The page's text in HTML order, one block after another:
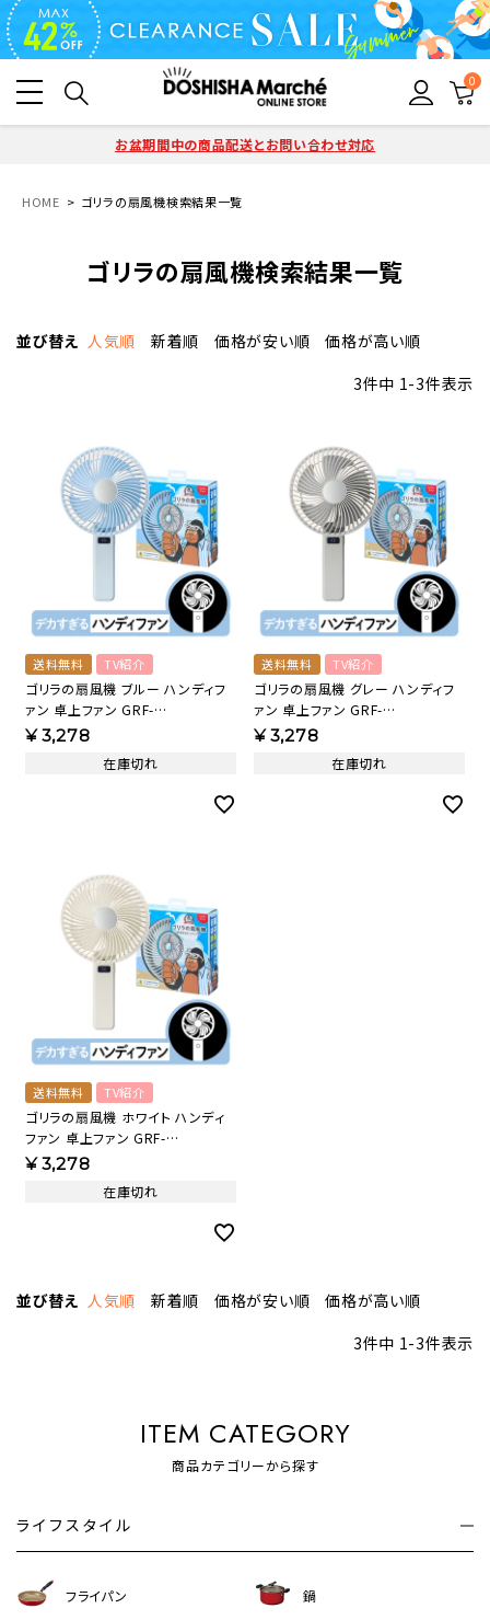
0
お盆期間中の商品配送とお問い合わせ対応
HOME ゴリラの扇風機検索結果一覧
ゴリラの扇風機検索結果一覧
並び替え 人気順 新着順 価格が安い順
価格が高い順
3件中 1-3件表示
送料無料 TV紹介
ゴリラの扇風機 ブルー ハンディフ
ァン 卓上ファン GRF-
2601BBL【KA】
¥3,278
在庫切れ
送料無料 TV紹介
ゴリラの扇風機 グレー ハンディフ
ァン 卓上ファン GRF-
2601BGY【KA】
¥3,278
在庫切れ
送料無料 TV紹介
ゴリラの扇風機 ホワイト ハンディ
ファン 卓上ファン GRF-
2601BWH【KA】
¥3,278
在庫切れ
並び替え 人気順 新着順 価格が安い順
価格が高い順
3件中 1-3件表示
ITEM CATEGORY
商品カテゴリーから探す
ライフスタイル
フライパン 鍋